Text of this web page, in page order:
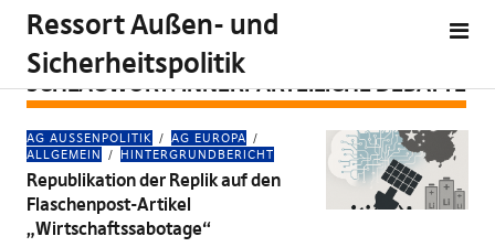
Ressort Außen- und
Sicherheitspolitik
SCHLAGWORT:INNERPARTEILICHE DEBATTE
AG AUSSENPOLITIK
AG EUROPA
ALLGEMEIN
HINTERGRUNDBERICHT
Republikation der Replik auf den
Flaschenpost-Artikel
„Wirtschaftssabotage“